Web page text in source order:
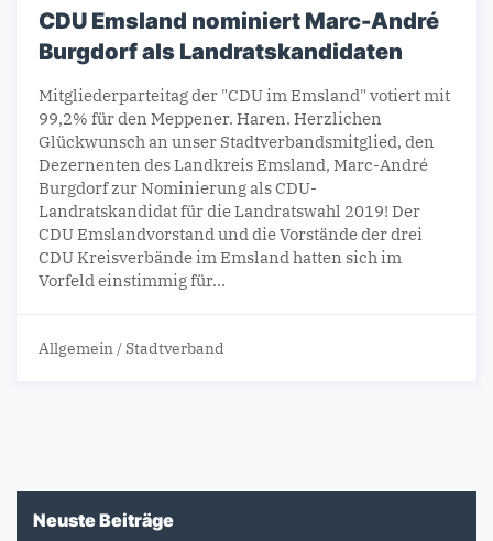
CDU Emsland nominiert Marc-André
Burgdorf als Landratskandidaten
Mitgliederparteitag der "CDU im Emsland" votiert mit
99,2% für den Meppener. Haren. Herzlichen
Glückwunsch an unser Stadtverbandsmitglied, den
Dezernenten des Landkreis Emsland, Marc-André
Burgdorf zur Nominierung als CDU-
Landratskandidat für die Landratswahl 2019! Der
CDU Emslandvorstand und die Vorstände der drei
CDU Kreisverbände im Emsland hatten sich im
Vorfeld einstimmig für…
Allgemein /Stadtverband
Neuste Beiträge